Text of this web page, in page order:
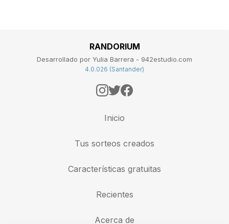
RANDORIUM
Desarrollado por Yulia Barrera - 942estudio.com
4.0.026 (Santander)
Inicio
Tus sorteos creados
Características gratuitas
Recientes
Acerca de